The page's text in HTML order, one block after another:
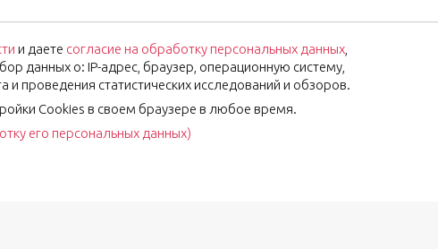
Установите наше приложение:
и даете согласие на обработку персональных данных,
данных о: IP-адрес, браузер, операционную систему,
и проведения статистических исследований и обзоров.
Cookies в своем браузере в любое время.
его персональных данных)